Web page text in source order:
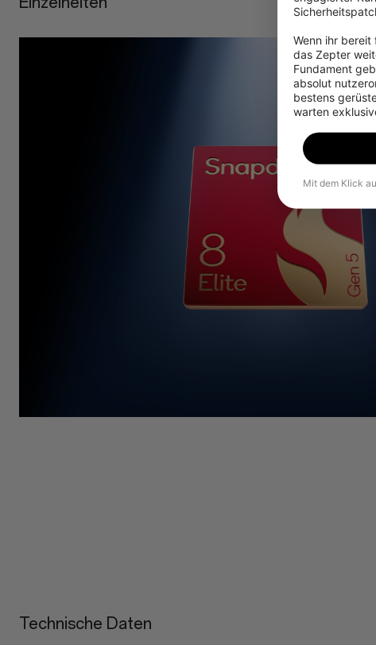
Technische Daten
Wenn ihr
das Zepter
Fundament
absolut
bestens
warten
Mit dem Klick